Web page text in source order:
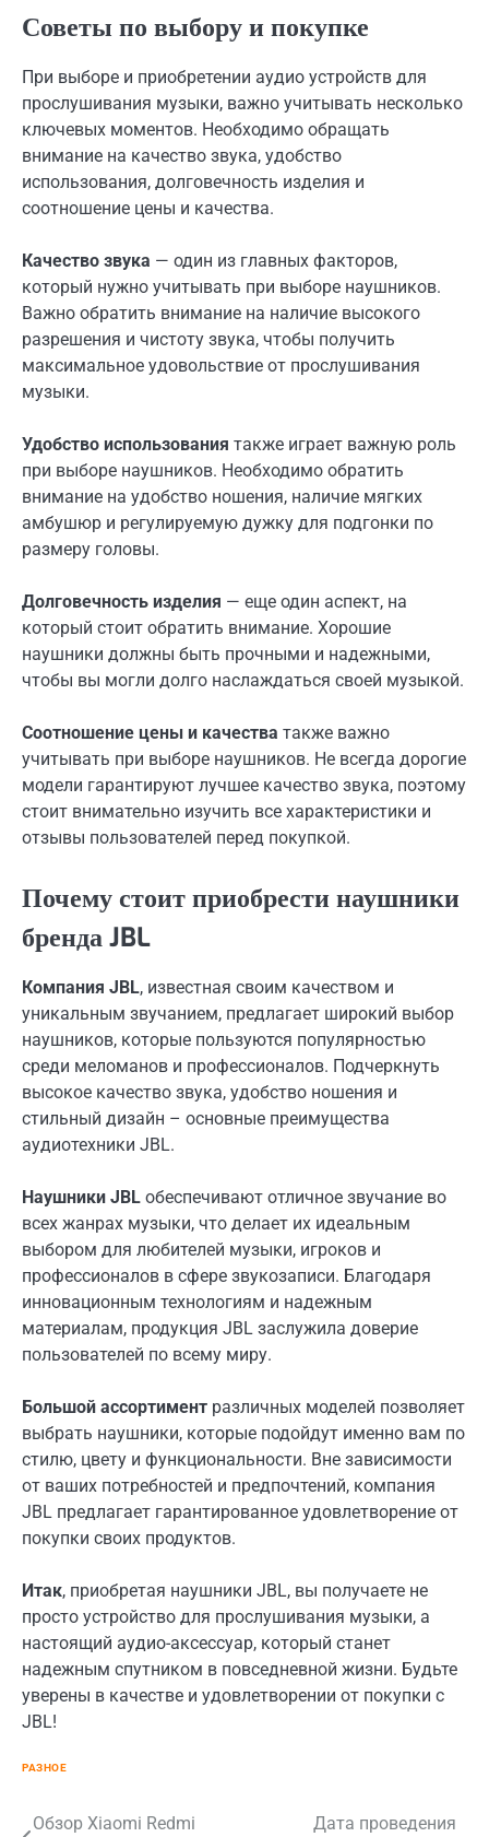
Советы по выбору и покупке
При выборе и приобретении аудио устройств для
прослушивания музыки, важно учитывать несколько
ключевых моментов. Необходимо обращать
внимание на качество звука, удобство
использования, долговечность изделия и
соотношение цены и качества.
Качество звука — один из главных факторов,
который нужно учитывать при выборе наушников.
Важно обратить внимание на наличие высокого
разрешения и чистоту звука, чтобы получить
максимальное удовольствие от прослушивания
музыки.
Удобство использования также играет важную роль
при выборе наушников. Необходимо обратить
внимание на удобство ношения, наличие мягких
амбушюр и регулируемую дужку для подгонки по
размеру головы.
Долговечность изделия — еще один аспект, на
который стоит обратить внимание. Хорошие
наушники должны быть прочными и надежными,
чтобы вы могли долго наслаждаться своей музыкой.
Соотношение цены и качества также важно
учитывать при выборе наушников. Не всегда дорогие
модели гарантируют лучшее качество звука, поэтому
стоит внимательно изучить все характеристики и
отзывы пользователей перед покупкой.
Почему стоит приобрести наушники
бренда JBL
Компания JBL, известная своим качеством и
уникальным звучанием, предлагает широкий выбор
наушников, которые пользуются популярностью
среди меломанов и профессионалов. Подчеркнуть
высокое качество звука, удобство ношения и
стильный дизайн – основные преимущества
аудиотехники JBL.
Наушники JBL обеспечивают отличное звучание во
всех жанрах музыки, что делает их идеальным
выбором для любителей музыки, игроков и
профессионалов в сфере звукозаписи. Благодаря
инновационным технологиям и надежным
материалам, продукция JBL заслужила доверие
пользователей по всему миру.
Большой ассортимент различных моделей позволяет
выбрать наушники, которые подойдут именно вам по
стилю, цвету и функциональности. Вне зависимости
от ваших потребностей и предпочтений, компания
JBL предлагает гарантированное удовлетворение от
покупки своих продуктов.
Итак, приобретая наушники JBL, вы получаете не
просто устройство для прослушивания музыки, а
настоящий аудио-аксессуар, который станет
надежным спутником в повседневной жизни. Будьте
уверены в качестве и удовлетворении от покупки с
JBL!
РАЗНОЕ
Навигация
Обзор Xiaomi Redmi
Дата проведения